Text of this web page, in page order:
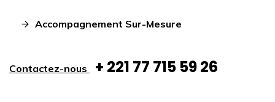
Accompagnement Sur-Mesure
Contactez-nous + 221 77 715 59 26